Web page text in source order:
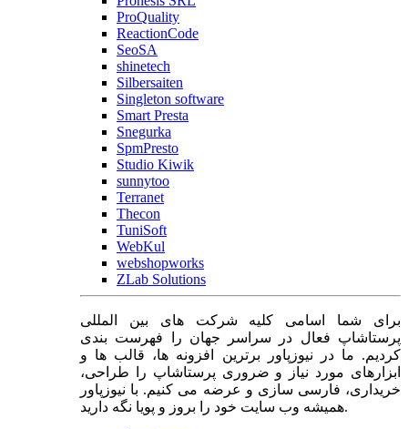
ProQuality
ReactionCode
SeoSA
shinetech
Silbersaiten
Singleton software
Smart Presta
Snegurka
SpmPresto
Studio Kiwik
sunnytoo
Terranet
Thecon
TuniSoft
WebKul
webshopworks
ZLab Solutions
برای شما اسامی کلیه شرکت های بین المللی
پرستاشاپ فعال در سراسر جهان را فهرست بندی
کردیم. ما در نیوزپاور برترین افزونه ها، قالب ها و
ابزارهای مورد نیاز و ضروری پرستاشاپ را طراحی،
خریداری، فارسی سازی و عرضه می کنیم. با نیوزپاور
همیشه وب سایت خود را بروز و پویا نگه دارید.